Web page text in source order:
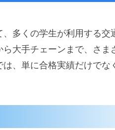
多くの学生が利用する交
大手チェーンまで、さま
、単に合格実績だけでな